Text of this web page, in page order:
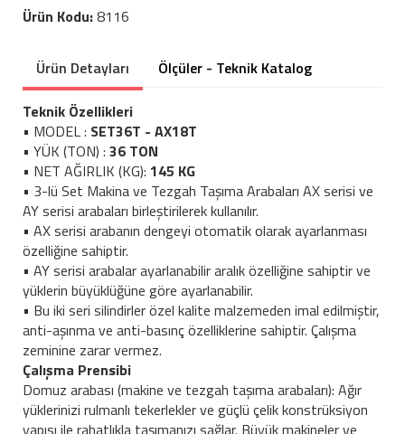
Ürün Kodu:8116
Ürün Detayları
Ölçüler - Teknik Katalog
Teknik Özellikleri
• MODEL : SET36T - AX18T
• YÜK (TON) : 36 TON
• NET AĞIRLIK (KG): 145 KG
• 3-lü Set Makina ve Tezgah Taşıma Arabaları AX serisi ve
AY serisi arabaları birleştirilerek kullanılır.
• AX serisi arabanın dengeyi otomatik olarak ayarlanması
özelliğine sahiptir.
• AY serisi arabalar ayarlanabilir aralık özelliğine sahiptir ve
yüklerin büyüklüğüne göre ayarlanabilir.
• Bu iki seri silindirler özel kalite malzemeden imal edilmiştir,
anti-aşınma ve anti-basınç özelliklerine sahiptir. Çalışma
zeminine zarar vermez.
Çalışma Prensibi
Domuz arabası (makine ve tezgah taşıma arabaları): Ağır
yüklerinizi rulmanlı tekerlekler ve güçlü çelik konstrüksiyon
yapısı ile rahatlıkla taşımanızı sağlar. Büyük makineler ve